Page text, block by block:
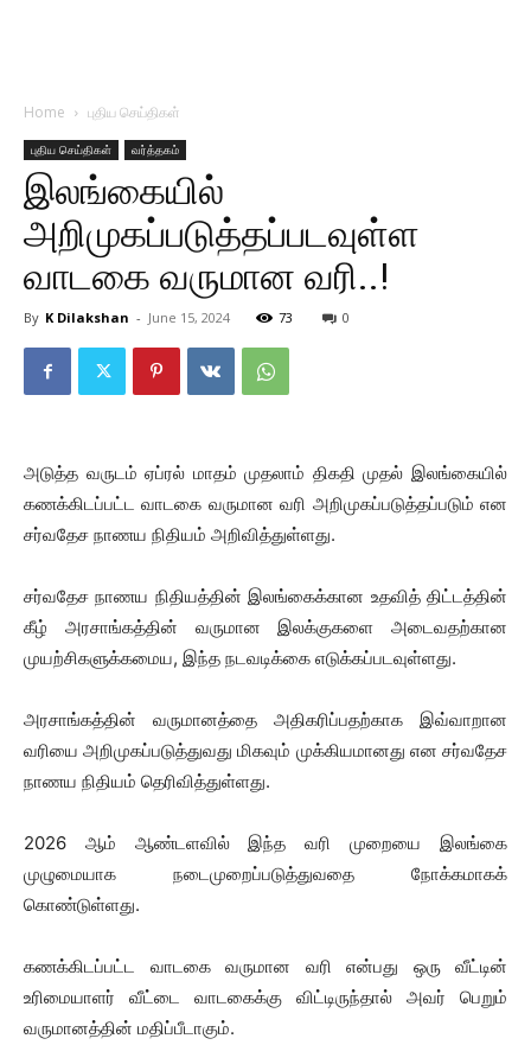
Home புதிய செய்திகள்
புதிய செய்திகள் வர்த்தகம்
இலங்கையில்
அறிமுகப்படுத்தப்படவுள்ள
வாடகை வருமான வரி..!
By K Dilakshan - June 15, 2024 73 0
அடுத்த வருடம் ஏப்ரல் மாதம் முதலாம் திகதி முதல் இலங்கையில்
கணக்கிடப்பட்ட வாடகை வருமான வரி அறிமுகப்படுத்தப்படும் என
சர்வதேச நாணய நிதியம் அறிவித்துள்ளது.
சர்வதேச நாணய நிதியத்தின் இலங்கைக்கான உதவித் திட்டத்தின்
கீழ் அரசாங்கத்தின் வருமான இலக்குகளை அடைவதற்கான
முயற்சிகளுக்கமைய, இந்த நடவடிக்கை எடுக்கப்படவுள்ளது.
அரசாங்கத்தின் வருமானத்தை அதிகரிப்பதற்காக இவ்வாறான
வரியை அறிமுகப்படுத்துவது மிகவும் முக்கியமானது என சர்வதேச
நாணய நிதியம் தெரிவித்துள்ளது.
2026 ஆம் ஆண்டளவில் இந்த வரி முறையை இலங்கை
முழுமையாக நடைமுறைப்படுத்துவதை நோக்கமாகக்
கொண்டுள்ளது.
கணக்கிடப்பட்ட வாடகை வருமான வரி என்பது ஒரு வீட்டின்
உரிமையாளர் வீட்டை வாடகைக்கு விட்டிருந்தால் அவர் பெறும்
வருமானத்தின் மதிப்பீடாகும்.